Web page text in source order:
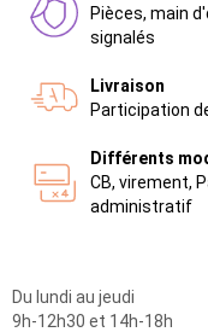
Pièces, main
signalés
Livraison
Participation
Différents
CB, virement,
administratif
Du lundi au jeudi
9h-12h30 et 14h-18h